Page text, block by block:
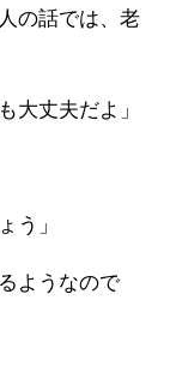
の話では、老
大丈夫だよ」
う」
ようなので